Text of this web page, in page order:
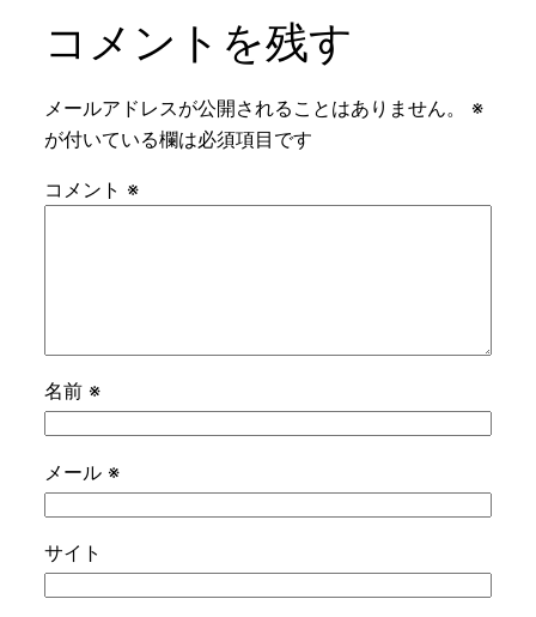
コメントを残す
メールアドレスが公開されることはありません。
※
が付いている欄は必須項目です
コメント ※
名前 ※
メール ※
サイト